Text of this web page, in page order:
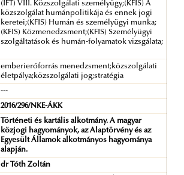
(IFT) VIII. Közszolgálati személyügy;(KFIS) A
közszolgálat humánpolitikája és ennek jogi
keretei;(KFIS) Humán és személyügyi munka;
(KFIS) Közmenedzsment;(KFIS) Személyügyi
szolgáltatások és humán-folyamatok vizsgálata;
emberierőforrás menedzsment;közszolgálati
életpálya;közszolgálati jog;stratégia
---
2016/296/NKE-ÁKK
Történeti és kartális alkotmány. A magyar
közjogi hagyományok, az Alaptörvény és az
Egyesült Államok alkotmányos hagyománya
alapján.
dr Tóth Zoltán